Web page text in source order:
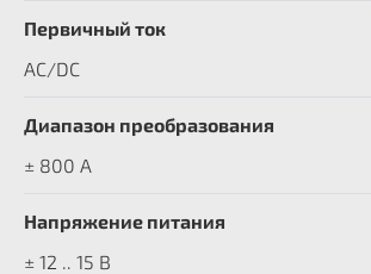
Первичный ток
AC/DC
Диапазон преобразования
± 800 A
Напряжение питания
± 12 .. 15 В